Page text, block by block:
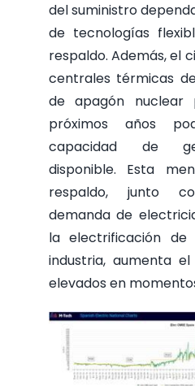
del suministro
de tecnologías
respaldo. Además, el
centrales térmicas
de apagón nuclear
próximos años
capacidad de
disponible. Esta
respaldo, junto
demanda de
la electrificación
industria, aumenta
elevados en